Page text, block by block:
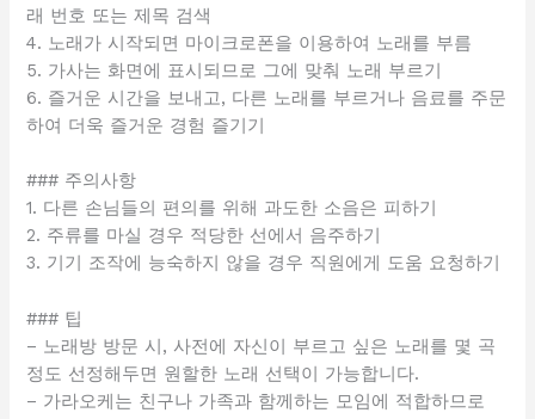
래 번호 또는 제목 검색
4. 노래가 시작되면 마이크로폰을 이용하여 노래를 부름
5. 가사는 화면에 표시되므로 그에 맞춰 노래 부르기
6. 즐거운 시간을 보내고, 다른 노래를 부르거나 음료를 주문
하여 더욱 즐거운 경험 즐기기
### 주의사항
1. 다른 손님들의 편의를 위해 과도한 소음은 피하기
2. 주류를 마실 경우 적당한 선에서 음주하기
3. 기기 조작에 능숙하지 않을 경우 직원에게 도움 요청하기
### 팁
– 노래방 방문 시, 사전에 자신이 부르고 싶은 노래를 몇 곡
정도 선정해두면 원할한 노래 선택이 가능합니다.
– 가라오케는 친구나 가족과 함께하는 모임에 적합하므로